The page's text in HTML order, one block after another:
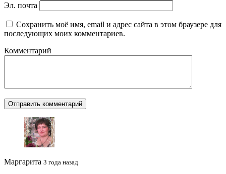
Эл. почта
Сохранить моё имя, email и адрес сайта в этом браузере для
последующих моих комментариев.
Комментарий
Маргарита 3 года назад